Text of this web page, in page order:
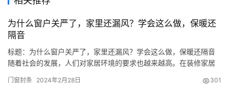
为什么窗户关严了，家里还漏风？学会这么做，保暖还
隔音
标题：为什么窗户关严了，家里还漏风？学会这么做，保暖还隔音
随着社会的发展，人们对家居环境的要求也越来越高。在装修家居
温和隔音效果至关重要。然而，有时候即使窗户关得严丝合缝，家
门窗封条 2024年2月28日 301